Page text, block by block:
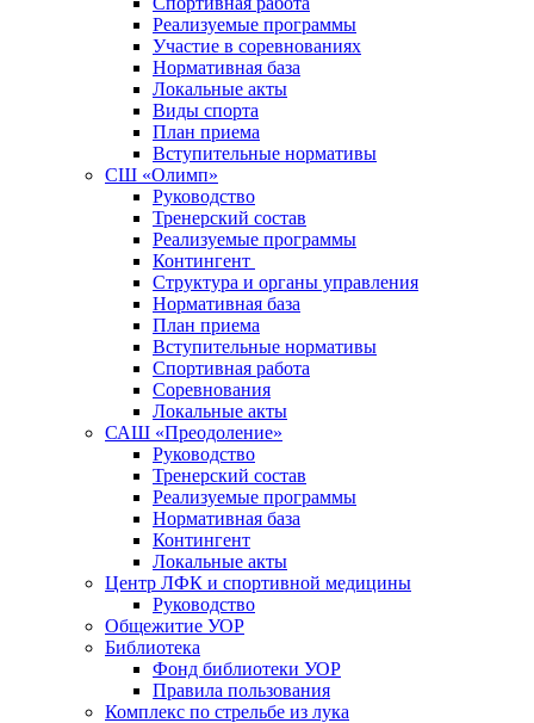
Реализуемые программы
Участие в соревнованиях
Нормативная база
Локальные акты
Виды спорта
План приема
Вступительные нормативы
СШ «Олимп»
Руководство
Тренерский состав
Реализуемые программы
Контингент
Структура и органы управления
Нормативная база
План приема
Вступительные нормативы
Спортивная работа
Соревнования
Локальные акты
САШ «Преодоление»
Руководство
Тренерский состав
Реализуемые программы
Нормативная база
Контингент
Локальные акты
Центр ЛФК и спортивной медицины
Руководство
Общежитие УОР
Библиотека
Фонд библиотеки УОР
Правила пользования
Комплекс по стрельбе из лука